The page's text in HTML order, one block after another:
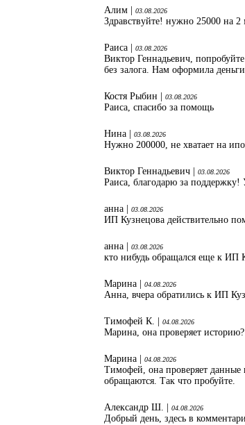
Алим |
03.08.2026
Здравствуйте! нужно 25000 на 2
Раиса | 03.08.2026
Виктор Геннадьевич,
без залога. Нам оформила
Костя Рыбин | 03.08.2026
Раиса, спасибо за помощь
Нина | 03.08.2026
Нужно 200000, не хватает на
Виктор Геннадьевич | 03.08.2026
Раиса, благодарю за
анна | 03.08.2026
ИП Кузнецова действительно
анна | 03.08.2026
кто нибудь обращался еще к ИП
Марина | 04.08.2026
Анна, вчера обратились к ИП
Тимофей К. | 04.08.2026
Марина, она проверяет историю?
Марина | 04.08.2026
Тимофей, она проверяет данные
обращаются. Так что пробуйте.
Александр Ш. | 04.08.2026
Добрый день, здесь в